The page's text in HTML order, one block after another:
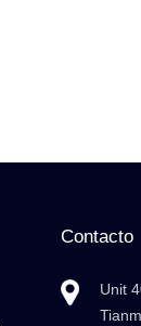
Contacto
Unit